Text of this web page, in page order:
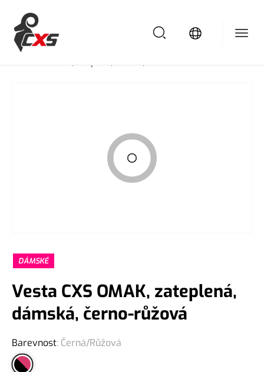
Domů
DÁMSKÉ
Vesta CXS OMAK, zateplená,
dámská, černo-růžová
Barevnost: Černá/Růžová